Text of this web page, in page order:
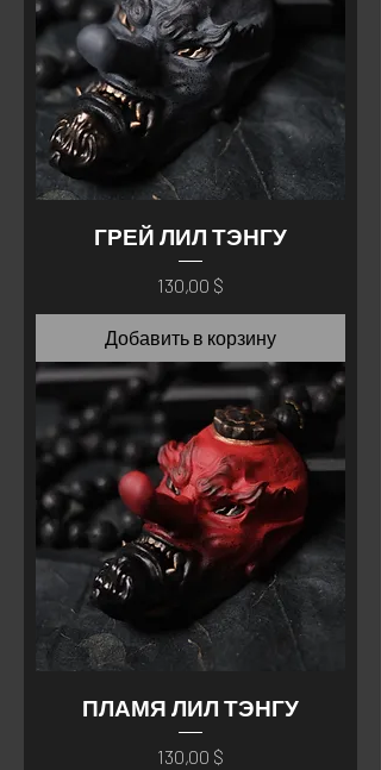
ГРЕЙ ЛИЛ ТЭНГУ
Цена
130,00 $
Добавить в корзину
ПЛАМЯ ЛИЛ ТЭНГУ
Цена
130,00 $